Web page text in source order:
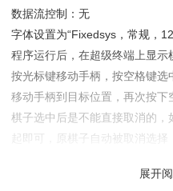
数据流控制：无
字体设置为“Fixedsys，常规，
程序运行后，在超级终端上显
按光标键移动手柄，按空格键选
移动手柄到目标位置，再次按下
棋子选中后是不能直接取消的
起即可，原棋子自动被取消选择
要想悔棋，请把手柄移到右边
展开